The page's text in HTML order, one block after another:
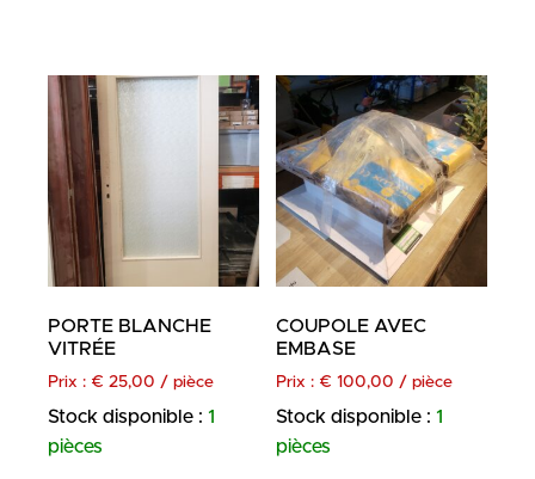
PORTE BLANCHE
VITRÉE
Prix : € 25,00 / pièce
Stock disponible : 1
pièces
COUPOLE AVEC
EMBASE
Prix : € 100,00 / pièce
Stock disponible : 1
pièces